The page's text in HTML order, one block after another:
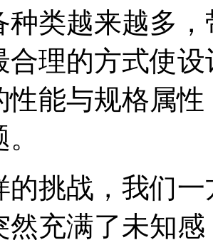
种类越来越多
合理的方式使
性能与规格属
的挑战，我们
然充满了未知